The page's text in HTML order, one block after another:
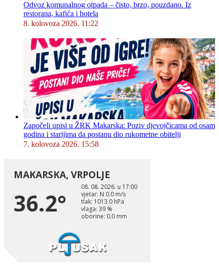
Odvoz komunalnog otpada – čisto, brzo, pouzdano. Iz
restorana, kafića i hotela
8. kolovoza 2026. 11:22
Započeli upisi u ŽRK Makarska: Poziv djevojčicama od osam
godina i starijima da postanu dio rukometne obitelji
7. kolovoza 2026. 15:58